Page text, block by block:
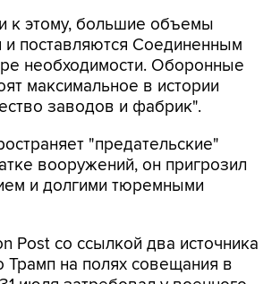
к этому, большие объемы
и поставляются Соединенным
необходимости. Оборонные
максимальное в истории
заводов и фабрик".
"предательские"
вооружений, он пригрозил
и долгими тюремными
Post со ссылкой два источника
Трамп на полях совещания в